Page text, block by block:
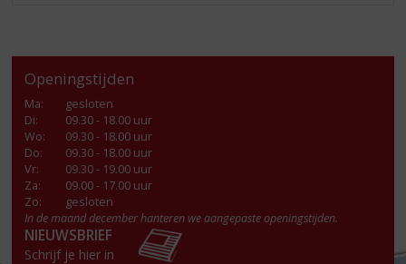
Openingstijden
Ma:
gesloten
Di:
09.30 - 18.00 uur
Wo:
09.30 - 18.00 uur
Do:
09.30 - 18.00 uur
Vr:
09.30 - 19.00 uur
Za:
09.00 - 17.00 uur
Zo:
gesloten
In de maand december hanteren we aangepaste openingstijden.
NIEUWSBRIEF
Schrijf je hier in